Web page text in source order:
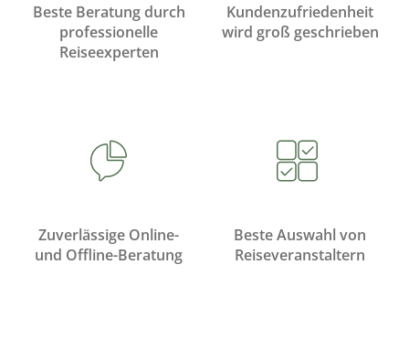
Beste Beratung durch
professionelle
Reiseexperten
Kundenzufriedenheit
wird groß geschrieben
Zuverlässige Online-
und Offline-Beratung
Beste Auswahl von
Reiseveranstaltern